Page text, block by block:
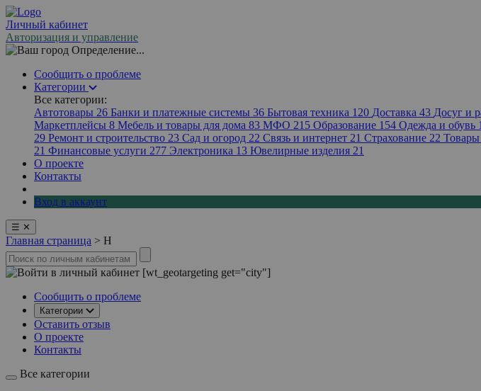
Личный кабинет
Авторизация и управление
Определение...
Сообщить о проблеме
Категории
Все категории:
Автотовары 26 Банки и платежные системы 36 Бытовая техника 120 Доставка 43 Досуг и
Маркетплейсы 8 Мебель и товары для дома 83 МФО 215 Образование 154 Одежда и обувь
29 Ремонт и строительство 23 Сад и огород 22 Связь и интернет 21 Страхование 22
21 Финансовые услуги 277 Электроника 13 Ювелирные изделия 21
О проекте
Контакты
Вход в аккаунт
☰ ✕
Главная страница > H
[wt_geotargeting get="city"]
Сообщить о проблеме
Категории
Оставить отзыв
О проекте
Контакты
Все категории